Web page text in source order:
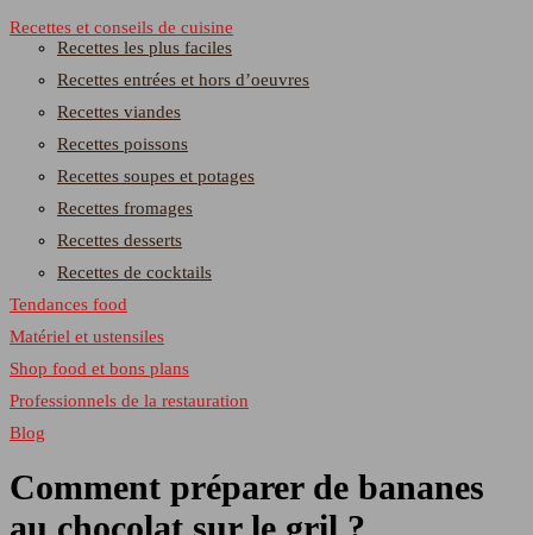
Recettes et conseils de cuisine
Recettes les plus faciles
Recettes entrées et hors d’oeuvres
Recettes viandes
Recettes poissons
Recettes soupes et potages
Recettes fromages
Recettes desserts
Recettes de cocktails
Tendances food
Matériel et ustensiles
Shop food et bons plans
Professionnels de la restauration
Blog
Comment préparer de bananes